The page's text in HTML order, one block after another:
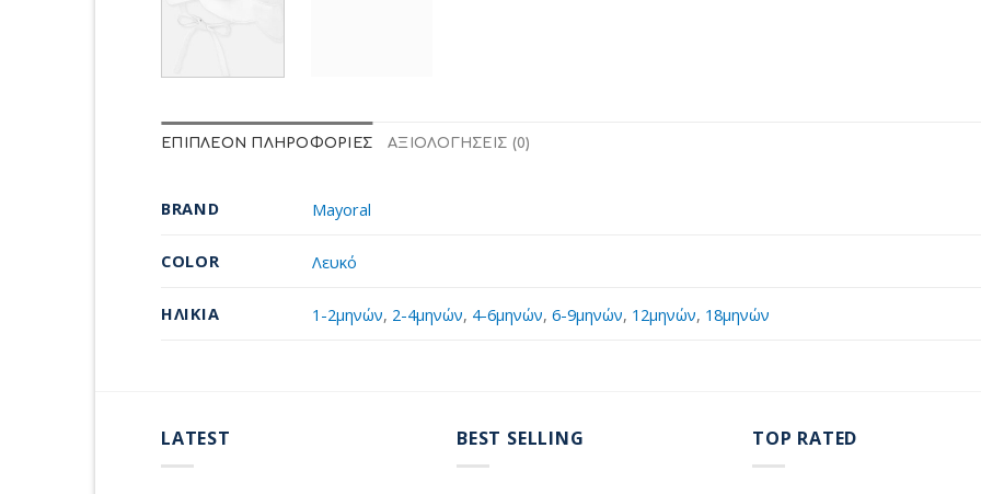
ΕΠΙΠΛΈΟΝ ΠΛΗΡΟΦΟΡΊΕΣ ΑΞΙΟΛΟΓΉΣΕΙΣ (0)
BRAND Mayoral
COLOR Λευκό
ΗΛΙΚΊΑ 1-2μηνών, 2-4μηνών, 4-6μηνών,6-9μηνών, 12μηνών, 18μηνών
LATEST BEST SELLING TOP RATED